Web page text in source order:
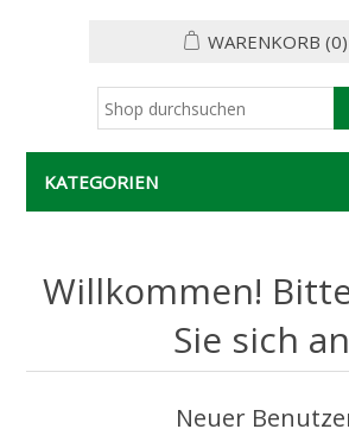
WARENKORB (0)
KATEGORIEN
Willkommen!
Sie sich
Neuer